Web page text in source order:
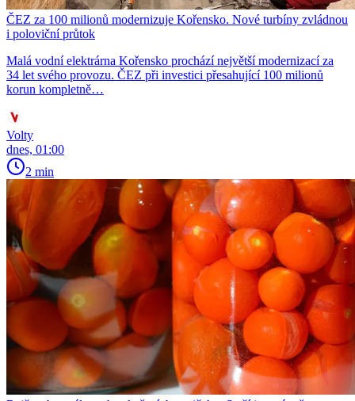
ČEZ za 100 milionů modernizuje Kořensko. Nové turbíny zvládnou
i poloviční průtok
Malá vodní elektrárna Kořensko prochází největší modernizací za
34 let svého provozu. ČEZ při investici přesahující 100 milionů
korun kompletně…
Volty
dnes, 01:00
2 min